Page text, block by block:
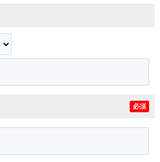
必須